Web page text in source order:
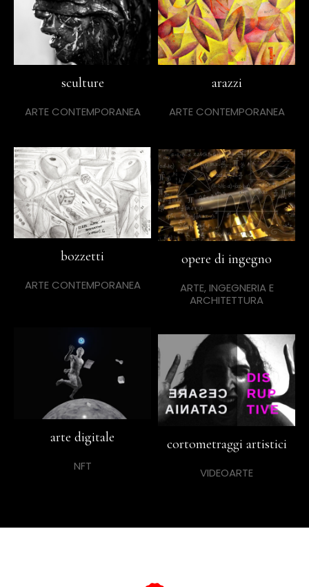
sculture
ARTE CONTEMPORANEA
arazzi
ARTE CONTEMPORANEA
bozzetti
ARTE CONTEMPORANEA
opere di ingegno
ARTE, INGEGNERIA E
ARCHITETTURA
arte digitale
NFT
cortometraggi artistici
VIDEOARTE